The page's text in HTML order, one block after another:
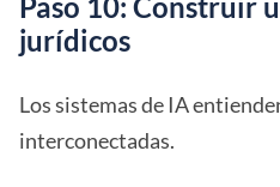
jurídicos
Los sistemas de IA
interconectadas.